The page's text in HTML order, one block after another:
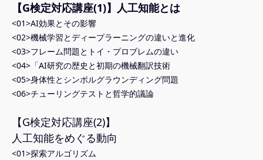
【G検定対応講座(1)】人工知能とは
<01>AI効果とその影響
<02>機械学習とディープラーニングの違いと進化
<03>フレーム問題とトイ・プロブレムの違い
<04>「AI研究の歴史と初期の機械翻訳技術
<05>身体性とシンボルグラウンディング問題
<06>チューリングテストと哲学的議論
【G検定対応講座(2)】
人工知能をめぐる動向
<01>探索アルゴリズム